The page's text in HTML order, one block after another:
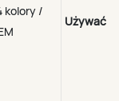
kolory /
Używać